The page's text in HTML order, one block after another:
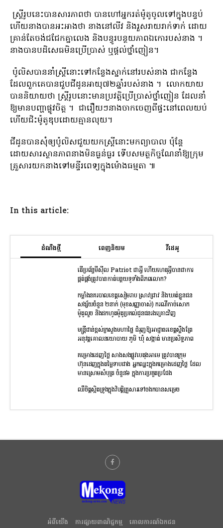
ស្ត្រី​រូប​នេះ​បាន​សារភាព​ថា បាន​ហៅអ្នក​រត់ម៉ូតូចូល​ទៅ​ក្នុង​បន្ទប់
ហើយនាង​បាន​អះអាង​ថា នាង​នៅ​លីវ និង​រួសរាយ​រាក់ទាក់ ដោយ​
គ្រាន់តែ​ចង់​ជជែក​គ្នា​លេង និង​បន្ធូរបន្ថយ​ភាព​ឯកោ​របស់​នាង ។
នាង​បាន​បដិសេធ​មិន​ប្រើប្រាស់ ឬ​ផ្តល់​ថ្នាំ​ញៀន។
ប៉ូលិស​បាន​នាំ​ស្ត្រី​នោះ​ទៅ​កន្លែង​ស្នាក់​នៅ​របស់​នាង ជា​កន្លែង​
ដែល​ពួក​គេ​បាន​ជួប​ជីដូន​អាយុ​៧២​ឆ្នាំ​របស់​នាង ។ លោកយាយ​
បាន​និយាយ​ថា ស្ត្រី​រូប​នោះ​មាន​ប្រវត្តិ​ប្រើប្រាស់​ថ្នាំ​ញៀន ដែល​នាំ​
ឱ្យ​មាន​បញ្ហា​ផ្លូវចិត្ត ។ ជារឿយៗនាងចាកចេញពីផ្ទះនៅពេលយប់
ហើយជិះម៉ូតូឌុបដោយគ្មានលុយ។
ជីដូន​បាន​សុំ​ឲ្យប៉ូលិស​ជួយ​យក​ស្ត្រី​នោះ​មក​ព្យាបាល ប៉ុន្តែ​
ដោយសារ​ស្ថានភាព​នាង​មិន​ធ្ងន់ធ្ងរ ទើប​សមត្ថកិច្ច​ណែនាំ​ឱ្យ​ក្រុម​
គ្រួសារ​យក​នាង​ទៅ​មន្ទីរពេទ្យ​ក្នុង​ម៉ោង​ធម្មតា ៕
In this article:
ដំណឹងថ្មី ពេញនិយម វីដេអូ
តើប្រព័ន្ធមីស៊ីល Patriot ជាអ្វី ហើយហេតុអ្វីបានជាការ
ផ្គត់ផ្គង់ត្រូវបានកាត់បន្ថយទូទាំងពិភពលោក?
កម្លាំងនគរបាលខេត្តសៀមរាប ស្រាវជ្រាវ និងឃាត់ខ្លួនជន
សង្ស័យចំនួន ២នាក់ (មុខសញ្ញាចាស់) ករណីកាច់សោក
ម៉ូតូលួច និងដកហូតម៉ូតូប្រគល់ជូនជនរងគ្រោះវិញ
មន្រ្តីជាន់ខ្ពស់ក្រសួងមហាផ្ទៃ ជំរុញឱ្យអាជ្ញាធរខេត្តស្ទឹងត្រែ
អនុវត្តគោលនយោបាយ ភូមិ ឃុំ សង្កាត់ មានប្រសិទ្ធភាព
គម្រោងដេញថ្លៃ សាងសងផ្លូវបេតុងអាមេ ត្រូវបានក្រុម
ហ៊ុនដេញក្នុងតម្លៃទាបជាង អ្នកឈ្នះក្នុងគម្រោងដេញថ្លៃ ដែល
មានស្រោមសំបុត្រ ចំនួន៦ ក្នុងការប្រគួតប្រជែង
ឈឺចិត្តស្អិតទ្រូងក្នុងវិបត្តិគ្រួសារទៅចងកបានសម្រេច
អំពីយើង ការផ្សាយពាណិជ្ជកម្ម គោលការណ៍ឯកជន